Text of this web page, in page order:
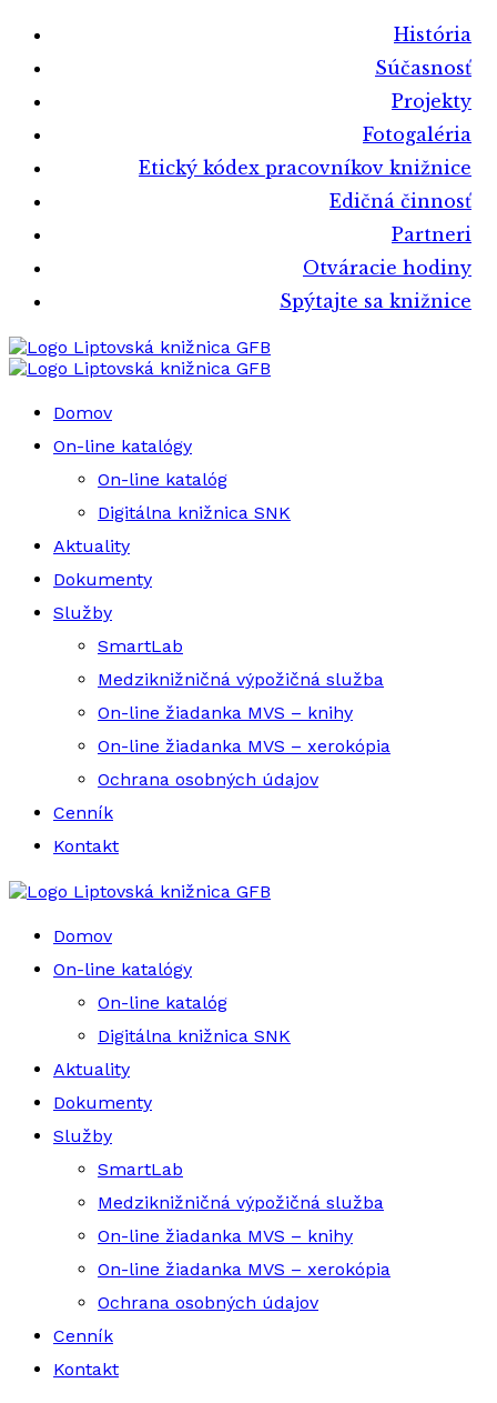
História
Súčasnosť
Projekty
Fotogaléria
Etický kódex pracovníkov knižnice
Edičná činnosť
Partneri
Otváracie hodiny
Spýtajte sa knižnice
Liptovská knižnica GFB
Liptovská knižnica GFB
Domov
On-line katalógy
On-line katalóg
Digitálna knižnica SNK
Aktuality
Dokumenty
Služby
SmartLab
Medziknižničná výpožičná služba
On-line žiadanka MVS – knihy
On-line žiadanka MVS – xerokópia
Ochrana osobných údajov
Cenník
Kontakt
Liptovská knižnica GFB
Domov
On-line katalógy
On-line katalóg
Digitálna knižnica SNK
Aktuality
Dokumenty
Služby
SmartLab
Medziknižničná výpožičná služba
On-line žiadanka MVS – knihy
On-line žiadanka MVS – xerokópia
Ochrana osobných údajov
Cenník
Kontakt